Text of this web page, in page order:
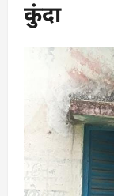
कुंदा